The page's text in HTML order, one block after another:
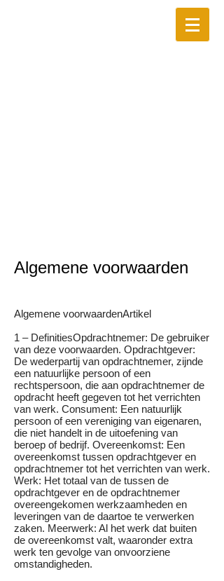
Algemene voorwaarden
Algemene voorwaardenArtikel
1 – DefinitiesOpdrachtnemer: De gebruiker
van deze voorwaarden. Opdrachtgever:
De wederpartij van opdrachtnemer, zijnde
een natuurlijke persoon of een
rechtspersoon, die aan opdrachtnemer de
opdracht heeft gegeven tot het verrichten
van werk. Consument: Een natuurlijk
persoon of een vereniging van eigenaren,
die niet handelt in de uitoefening van
beroep of bedrijf. Overeenkomst: Een
overeenkomst tussen opdrachtgever en
opdrachtnemer tot het verrichten van werk.
Werk: Het totaal van de tussen de
opdrachtgever en de opdrachtnemer
overeengekomen werkzaamheden en
leveringen van de daartoe te verwerken
zaken. Meerwerk: Al het werk dat buiten
de overeenkomst valt, waaronder extra
werk ten gevolge van onvoorziene
omstandigheden.